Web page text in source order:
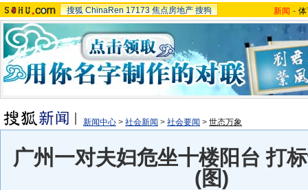
搜狐 ChinaRen 17173 焦点房地产 搜狗 新闻 -
新闻中心 > 社会新闻 > 社会要闻 > 世态万象
广州一对夫妇危坐十楼阳台 打
(图)